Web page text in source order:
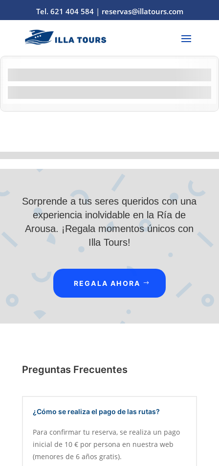
Tel. 621 404 584| reservas@illatours.com
Sorprende a tus seres queridos con una
experiencia inolvidable en la Ría de
Arousa. ¡Regala momentos únicos con
Illa Tours!
REGALA AHORA
Preguntas Frecuentes
¿Cómo se realiza el pago de las rutas?
Para confirmar tu reserva, se realiza un pago
inicial de 10 € por persona en nuestra web
(menores de 6 años gratis).